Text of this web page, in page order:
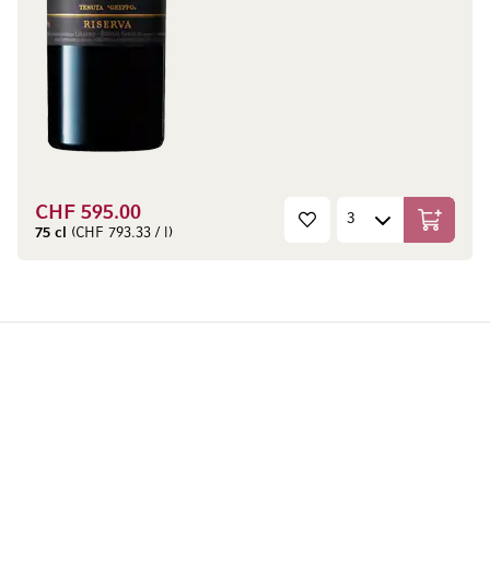
CHF 595.00
75 cl (CHF 793.33 / l) In den